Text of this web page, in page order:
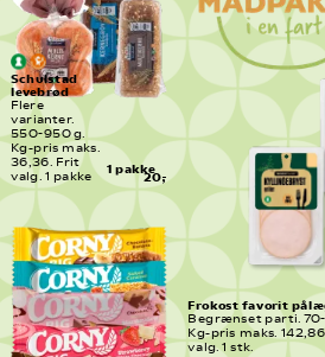
1 pakke
20,-
Schulstad
levebrød
Flere
varianter.
550-950 g.
Kg-pris maks.
36,36. Frit
valg. 1 pakke
Frokost favorit
Begrænset parti. 70-
Kg-pris maks.
valg. 1 stk.